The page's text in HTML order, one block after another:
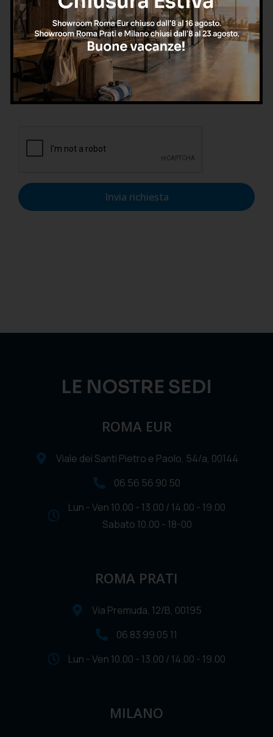
Confermo di aver letto l'informativa sulla privacy, di
accettarne le condizioni e di autorizzare il trattamento dei
Invia richiesta
LE NOSTRE SEDI
ROMA EUR
Viale dei Santi Pietro e Paolo, 54/a, 00144
06 56 56 90 50
Lun - Ven 10.00 - 13.00 / 14.00 - 19.00
Sabato 10.00 - 18-00
ROMA PRATI
Via Premuda, 12/B, 00195
06 83 99 05 11
Lun - Ven 10.00 - 13.00 / 14.00 - 19.00
MILANO